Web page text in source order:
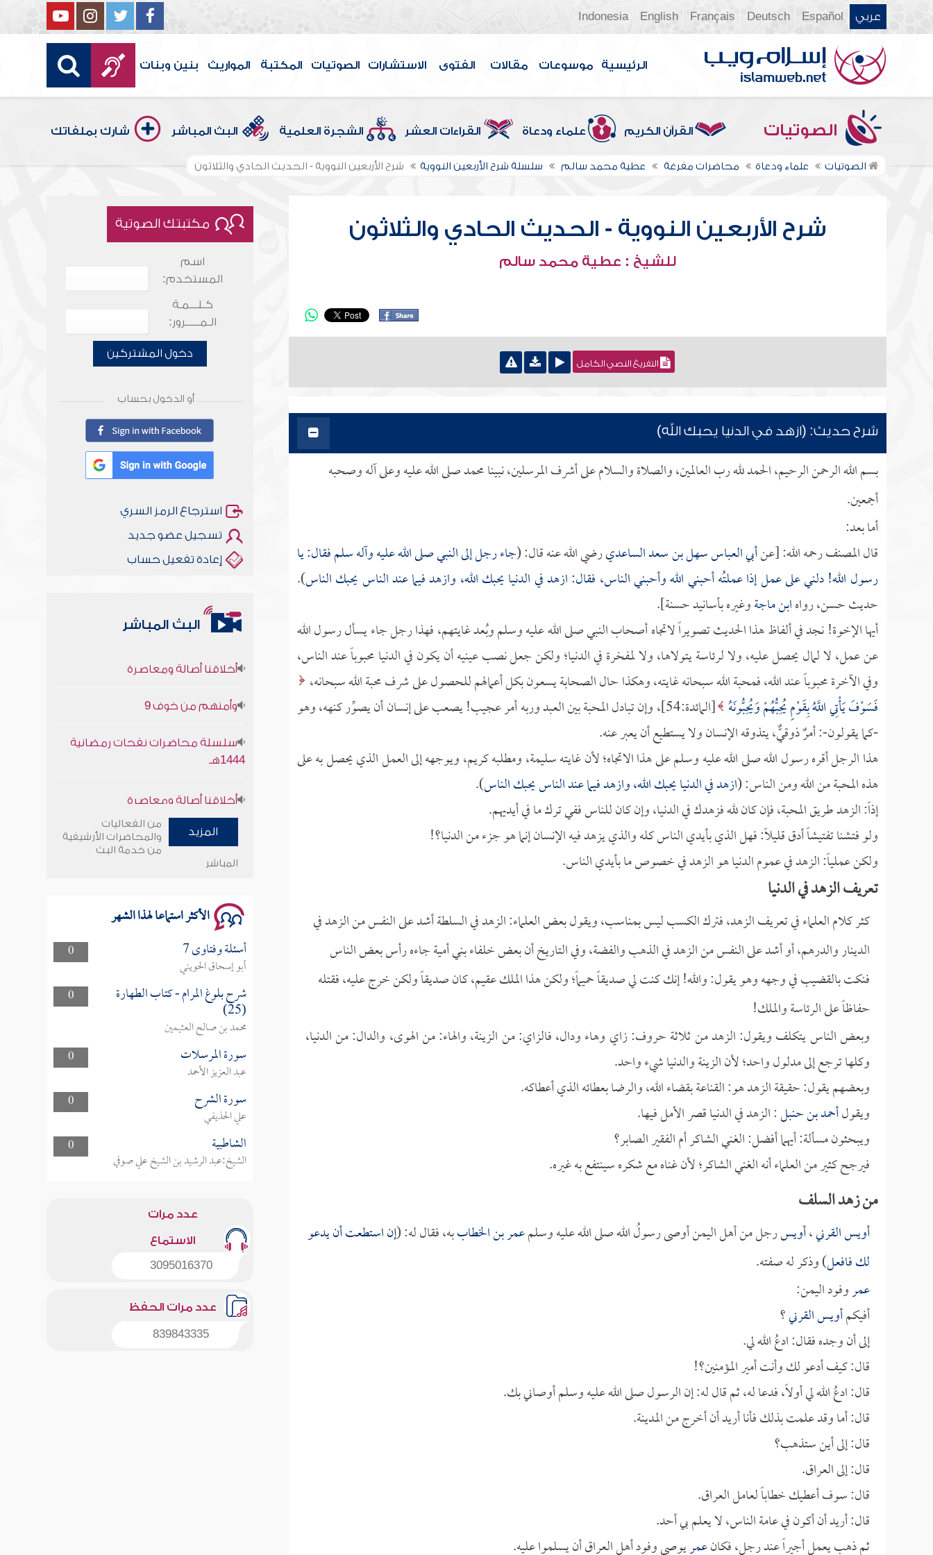
عربي Español
Deutsch
Français
English
Indonesia
الرئيسية موسوعات مقالات الفتوى الاستشارات الصوتيات المكتبة المواريث بنين وبنات
الصوتيات القرآن الكريم علماء ودعاة القراءات العشر الشجرة العلمية البث المباشر شارك بملفاتك
الصوتيات علماء ودعاة محاضرات مفرغة عطية محمد سالم سلسلة شرح الأربعين النووية شرح الأربعين النووية - الحديث الحادي والثلاثون
شرح الأربعين النووية - الحديث الحادي والثلاثون
للشيخ : عطية محمد سالم
التفريغ النصي الكامل
شرح حديث: (ازهد في الدنيا يحبك الله)
بسم الله الرحمن الرحيم، الحمد لله رب العالمين، والصلاة والسلام على أشرف المرسلين، نبينا محمد صلى الله عليه وعلى آله وصحبه
أجمعين.
أما بعد:
قال المصنف رحمه الله: [عنأبي العباس سهل بن سعد الساعديرضي الله عنه قال: (جاء رجل إلى النبي صلى الله عليه وآله سلم فقال: يا
رسول الله! دلني على عمل إذا عملتُه أحبني الله وأحبني الناس، فقال: ازهد في الدنيا يحبك الله، وازهد فيما عند الناس يحبك الناس).
حديث حسن، رواهابن ماجةوغيره بأسانيد حسنة].
أيها الإخوة! نجد في ألفاظ هذا الحديث تصويراً لاتجاه أصحاب النبي صلى الله عليه وسلم وبُعد غايتهم، فهذا رجل جاء يسأل رسول الله
عن عمل، لا لمال يحصل عليه، ولا لرئاسة يتولاها، ولا لمفخرة في الدنيا؛ ولكن جعل نصب عينيه أن يكون في الدنيا محبوباً عند الناس،
وفي الآخرة محبوباً عند الله، فمحبة الله سبحانه غايته، وهكذا حال الصحابة يسعون بكل أعمالهم للحصول على شرف محبة الله سبحانه،
فَسَوْفَ يَأْتِي اللَّهُ بِقَوْمٍ يُحِبُّهُمْ وَيُحِبُّونَهُ
[المائدة:54]، وإن تبادل المحبة بين العبد وربه أمر عجيب! يصعب على إنسان أن يصوِّر كنهه، وهو
-كما يقولون-: أمرٌ ذوقيٌّ، يتذوقه الإنسان ولا يستطيع أن يعبر عنه.
هذا الرجل أقره رسول الله صلى الله عليه وسلم على هذا الاتجاه؛ لأن غايته سليمة، ومطلبه كريم، ويوجهه إلى العمل الذي يحصل به على
هذه المحبة من الله ومن الناس: (ازهد في الدنيا يحبك الله، وازهد فيما عند الناس يحبك الناس).
إذاً: الزهد طريق المحبة، فإن كان لله فزهدك في الدنيا، وإن كان للناس ففي ترك ما في أيديهم.
ولو فتشنا تفتيشاً أدق قليلاً: فهل الذي بأيدي الناس كله والذي يزهد فيه الإنسان إنما هو جزء من الدنيا؟!
ولكن عملياً: الزهد في عموم الدنيا هو الزهد في خصوص ما بأيدي الناس.
تعريف الزهد في الدنيا
كثر كلام العلماء في تعريف الزهد، فترك الكسب ليس بمناسب، ويقول بعض العلماء: الزهد في السلطة أشد على النفس من الزهد في
الدينار والدرهم، أو أشد على النفس من الزهد في الذهب والفضة، وفي التاريخ أن بعض خلفاء بني أمية جاءه رأس بعض الناس
فنكت بالقضيب في وجهه وهو يقول: والله! إنك كنت لي صديقاً حميماً؛ ولكن هذا الملك عقيم، كان صديقاً ولكن خرج عليه، فقتله
حفاظاً على الرئاسة والملك!
وبعض الناس يتكلف ويقول: الزهد من ثلاثة حروف: زاي وهاء ودال، فالزاي: من الزينة، والهاء: من الهوى، والدال: من الدنيا،
وكلها ترجع إلى مدلول واحد؛ لأن الزينة والدنيا شيء واحد.
وبعضهم يقول: حقيقة الزهد هو: القناعة بقضاء الله، والرضا بعطائه الذي أعطاكه.
ويقولأحمد بن حنبل: الزهد في الدنيا قصر الأمل فيها.
ويبحثون مسألة: أيهما أفضل: الغني الشاكر أم الفقير الصابر؟
فيرجح كثير من العلماء أنه الغني الشاكر؛ لأن غناه مع شكره سينتفع به غيره.
من زهد السلف
أويس القرني،أويسرجل من أهل اليمن أوصى رسولُ الله صلى الله عليه وسلمعمر بن الخطاببه، فقال له: (إن استطعت أن يدعو
لك فافعل) وذكر له صفته.
عمروفود اليمن:
أفيكمأويس القرني؟
إلى أن وجده فقال: ادعُ الله لي.
قال: كيف أدعو لك وأنت أمير المؤمنين؟!
قال: ادعُ الله لي أولاً، فدعا له، ثم قال له: إن الرسول صلى الله عليه وسلم أوصاني بك.
قال: أما وقد علمت بذلك فأنا أريد أن أخرج من المدينة.
قال: إلى أين ستذهب؟
قال: إلى العراق.
قال: سوف أعطيك خطاباً لعامل العراق.
قال: أريد أن أكون في عامة الناس، لا يعلم بي أحد.
ثم ذهب يعمل أجيراً عند رجل، فكانعمريوصي وفود أهل العراق أن يسلموا عليه.
مكتبتك الصوتية
اسم
المستخدم:
كـلـــمـة
الـمـــــرور:
دخول المشتركين
أو الدخول بحساب
استرجاع الرمز السري
تسجيل عضو جديد
إعادة تفعيل حساب
البث المباشر
1444هـ
سلسلة محاضرات نفحات رمضانية
1444هـ
المزيد
من الفعاليات
والمحاضرات الأرشيفية
من خدمة البث
المباشر
الأكثر استماعا لهذا الشهر
0 أسئلة وفتاوى 7
أبو إسحاق الحويني
0
شرح بلوغ المرام - كتاب الطهارة
(25)
محمد بن صالح العثيمين
0
سورة المرسلات
عبد العزيز الأحمد
0
سورة الشرح
علي الحذيفي
0
الشاطبية
الشيخ:عبد الرشيد بن الشيخ علي صوفي
عدد مرات
الاستماع
3095016370
عدد مرات الحفظ
839843335